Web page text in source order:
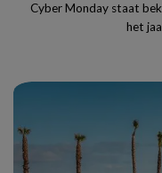
Cyber Monday staat
het